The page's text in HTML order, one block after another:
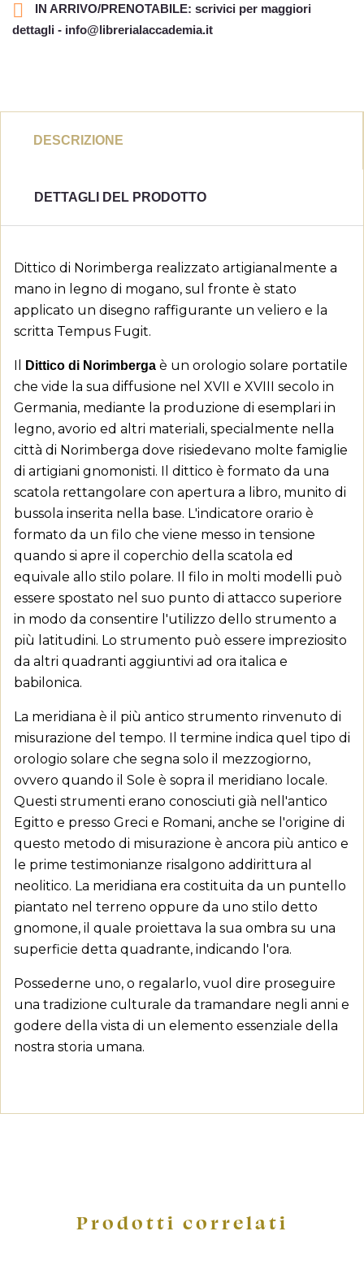

IN ARRIVO/PRENOTABILE: scrivici per maggiori
dettagli - info@librerialaccademia.it
DESCRIZIONE
DETTAGLI DEL PRODOTTO
Dittico di Norimberga realizzato artigianalmente a
mano in legno di mogano, sul fronte è stato
applicato un disegno raffigurante un veliero e la
scritta Tempus Fugit.
Il Dittico di Norimberga è un orologio solare portatile
che vide la sua diffusione nel XVII e XVIII secolo in
Germania, mediante la produzione di esemplari in
legno, avorio ed altri materiali, specialmente nella
città di Norimberga dove risiedevano molte famiglie
di artigiani gnomonisti. Il dittico è formato da una
scatola rettangolare con apertura a libro, munito di
bussola inserita nella base. L'indicatore orario è
formato da un filo che viene messo in tensione
quando si apre il coperchio della scatola ed
equivale allo stilo polare. Il filo in molti modelli può
essere spostato nel suo punto di attacco superiore
in modo da consentire l'utilizzo dello strumento a
più latitudini. Lo strumento può essere impreziosito
da altri quadranti aggiuntivi ad ora italica e
babilonica.
La meridiana è il più antico strumento rinvenuto di
misurazione del tempo. Il termine indica quel tipo di
orologio solare che segna solo il mezzogiorno,
ovvero quando il Sole è sopra il meridiano locale.
Questi strumenti erano conosciuti già nell'antico
Egitto e presso Greci e Romani, anche se l'origine di
questo metodo di misurazione è ancora più antico e
le prime testimonianze risalgono addirittura al
neolitico. La meridiana era costituita da un puntello
piantato nel terreno oppure da uno stilo detto
gnomone, il quale proiettava la sua ombra su una
superficie detta quadrante, indicando l'ora.
Possederne uno, o regalarlo, vuol dire proseguire
una tradizione culturale da tramandare negli anni e
godere della vista di un elemento essenziale della
nostra storia umana.
Prodotti correlati